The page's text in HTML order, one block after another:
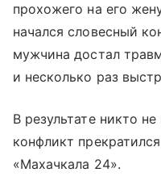
прохожего на его
начался словесный
мужчина достал
и несколько раз
В результате никто
конфликт
«Махачкала 24».